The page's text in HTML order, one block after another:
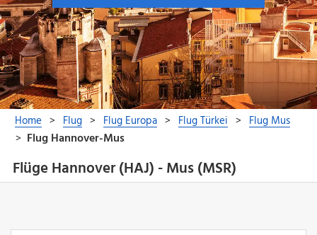
Flüge Hannover (HAJ) - Mus (MSR)